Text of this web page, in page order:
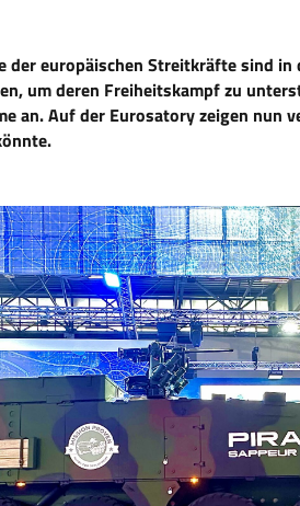
der europäischen Streitkräfte sind in
um deren Freiheitskampf zu
an. Auf der Eurosatory zeigen nun